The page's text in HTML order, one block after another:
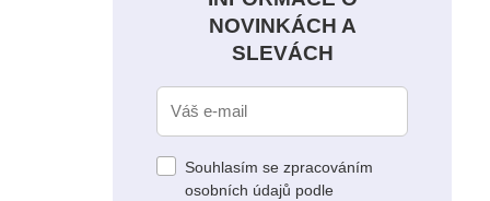
NOVINKÁCH A
SLEVÁCH
Souhlasím se zpracováním
osobních údajů podle